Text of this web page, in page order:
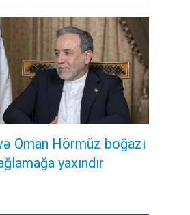
Oman Hörmüz boğazı
yaxındır